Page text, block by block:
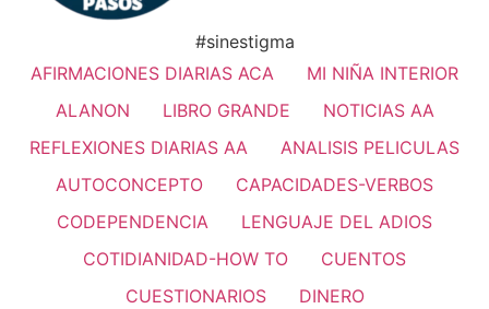
#sinestigma
AFIRMACIONES DIARIAS ACA
MI NIÑA INTERIOR
ALANON
LIBRO GRANDE
NOTICIAS AA
REFLEXIONES DIARIAS AA
ANALISIS PELICULAS
AUTOCONCEPTO
CAPACIDADES-VERBOS
CODEPENDENCIA
LENGUAJE DEL ADIOS
COTIDIANIDAD-HOW TO
CUENTOS
CUESTIONARIOS
DINERO